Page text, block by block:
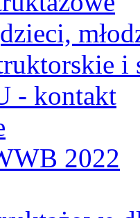
i
- kontakt
2022